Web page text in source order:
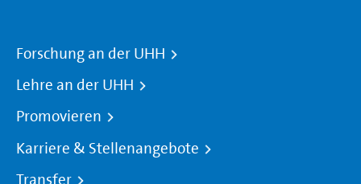
Forschung an der UHH
Lehre an der UHH
Promovieren
Karriere & Stellenangebote
Transfer